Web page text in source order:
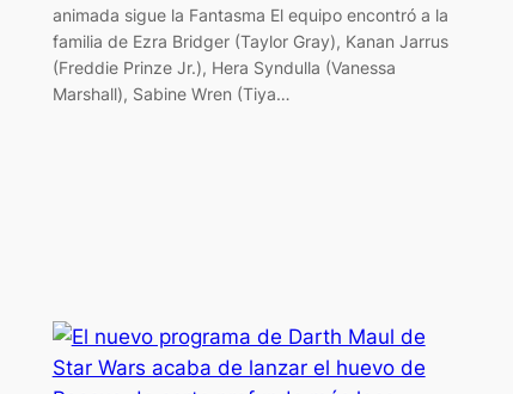
animada sigue la Fantasma El equipo encontró a la
familia de Ezra Bridger (Taylor Gray), Kanan Jarrus
(Freddie Prinze Jr.), Hera Syndulla (Vanessa
Marshall), Sabine Wren (Tiya…